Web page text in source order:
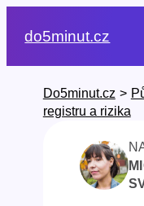
do5minut.cz
Do5minut.cz >
registru a rizika